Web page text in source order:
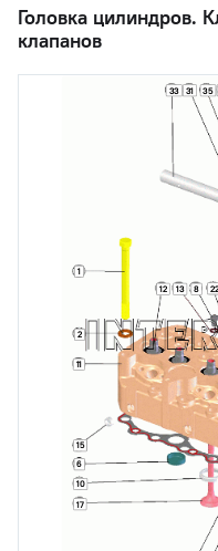
Головка цилиндров.
клапанов
1
2
6
8
10
11
12 13
15
17
22
31
33 35